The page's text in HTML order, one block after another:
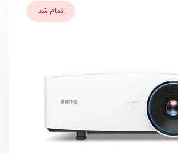
تمام شد